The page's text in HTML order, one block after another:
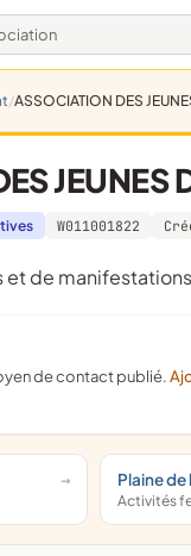
ASSOCIATION DES
JEUNES
W011001822
et de
de contact publié.
Plaine de
Activités